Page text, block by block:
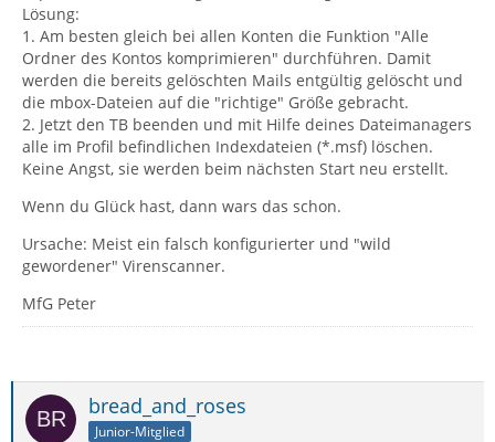
Lösung:
1. Am besten gleich bei allen Konten die Funktion "Alle
Ordner des Kontos komprimieren" durchführen. Damit
werden die bereits gelöschten Mails entgültig gelöscht und
die mbox-Dateien auf die "richtige" Größe gebracht.
2. Jetzt den TB beenden und mit Hilfe deines Dateimanagers
alle im Profil befindlichen Indexdateien (*.msf) löschen.
Keine Angst, sie werden beim nächsten Start neu erstellt.
Wenn du Glück hast, dann wars das schon.
Ursache: Meist ein falsch konfigurierter und "wild
gewordener" Virenscanner.
MfG Peter
bread_and_roses
Junior-Mitglied